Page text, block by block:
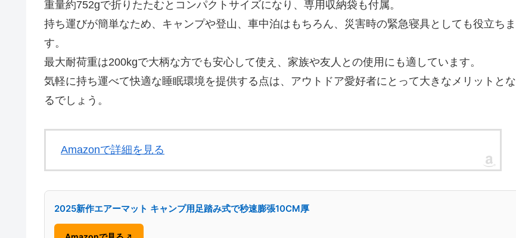
重量約752gで折りたたむとコンパクトサイズになり、専用収納袋も付属。
持ち運びが簡単なため、キャンプや登山、車中泊はもちろん、災害時の緊急寝具としても役立ちま
す。
最大耐荷重は200kgで大柄な方でも安心して使え、家族や友人との使用にも適しています。
気軽に持ち運べて快適な睡眠環境を提供する点は、アウトドア愛好者にとって大きなメリットとな
るでしょう。
Amazonで詳細を見る
2025新作エアーマット キャンプ用足踏み式で秒速膨張10CM厚